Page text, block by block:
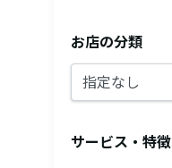
お店の分類
サービス・特徴